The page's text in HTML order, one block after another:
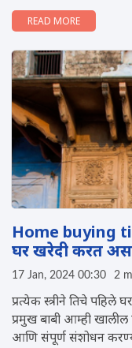
READ MORE
Home buying
घर खरेदी करत
17 Jan, 2024 00:30 2
प्रत्येक स्त्रीने तिचे पहिले
प्रमुख बाबी आम्ही
आणि संपूर्ण संशोधन